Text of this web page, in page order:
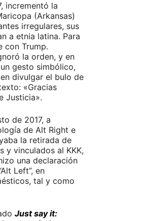
incrementó la
(Arkansas)
irregulares, sus
a etnia latina. Para
con Trump.
la orden, y en
gesto simbólico,
divulgar el bulo de
«Gracias
Justicia».
de 2017, a
de Alt Right e
la retirada de
y vinculados al KKK,
una declaración
Left”, en
tal y como
Just say it: